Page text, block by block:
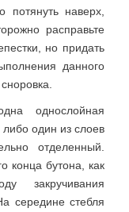
потянуть наверх,
расправьте
но придать
данного
однослойная
один из слоев
отделенный.
конца бутона, как
закручивания
середине стебля